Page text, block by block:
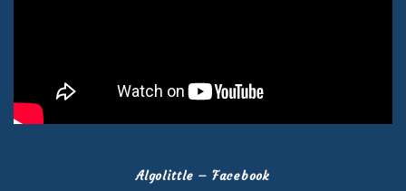
Algolittle – Facebook